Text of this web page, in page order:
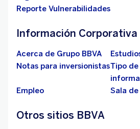
Reporte Vulnerabilidades
Información Corporativa
Acerca de Grupo BBVA
Notas para inversionistasTipo
Empleo
Sala de
Otros sitios BBVA